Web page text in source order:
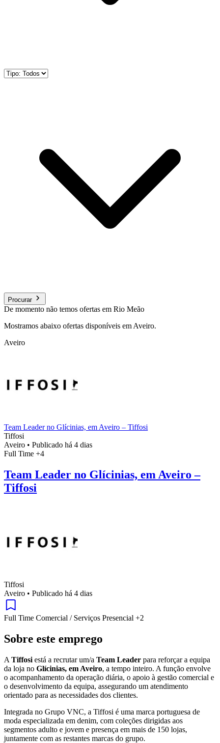
Procurar
De momento não temos ofertas em Rio Meão
Mostramos abaixo ofertas disponíveis em Aveiro.
Aveiro
Team Leader no Glícinias, em Aveiro – Tiffosi
Tiffosi
Aveiro • Publicado há 4 dias
Full Time +4
Team Leader no Glícinias, em Aveiro –
Tiffosi
Tiffosi
Aveiro • Publicado há 4 dias
Full Time Comercial / Serviços Presencial +2
Sobre este emprego
A Tiffosi está a recrutar um/a Team Leader para reforçar a equipa
da loja no Glícinias, em Aveiro, a tempo inteiro. A função envolve
o acompanhamento da operação diária, o apoio à gestão comercial e
o desenvolvimento da equipa, assegurando um atendimento
orientado para as necessidades dos clientes.
Integrada no Grupo VNC, a Tiffosi é uma marca portuguesa de
moda especializada em denim, com coleções dirigidas aos
segmentos adulto e jovem e presença em mais de 150 lojas,
juntamente com as restantes marcas do grupo.